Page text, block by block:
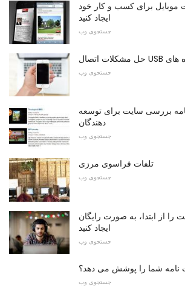
برای کسب و کار خود
ایجاد کنید
جستجوی وب
جستجوی وب
بررسی سایت برای توسعه
دهندگان
جستجوی وب
تلفات فراسوی مرزی
جستجوی وب
از ابتدا، به صورت رایگان
ایجاد کنید
جستجوی وب
نامه شما را پوشش می دهد؟
جستجوی وب